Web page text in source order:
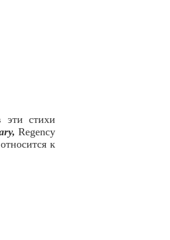
эти стихи
Regency
к